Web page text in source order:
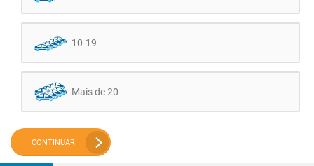
10-19
Mais de 20
CONTINUAR